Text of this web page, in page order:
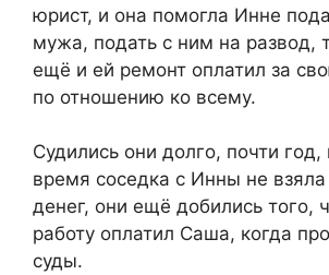
юрист, и она помогла Инне
мужа, подать с ним на развод,
ещё и ей ремонт оплатил за
по отношению ко всему.
Судились они долго, почти год,
время соседка с Инны не взяла
денег, они ещё добились того,
работу оплатил Саша, когда
суды.